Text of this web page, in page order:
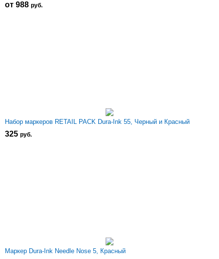
от 988 руб.
Набор маркеров RETAIL PACK Dura-Ink 55, Черный и Красный
325 руб.
Маркер Dura-Ink Needle Nose 5, Красный